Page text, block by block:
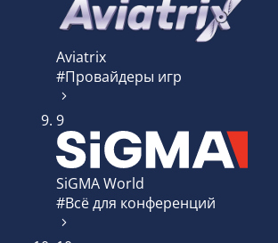
Aviatrix
#Провайдеры игр
9
SiGMA World
#Всё для конференций